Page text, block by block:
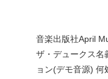
音楽出版社April
ザ・デュークス名
ョン(デモ音源)